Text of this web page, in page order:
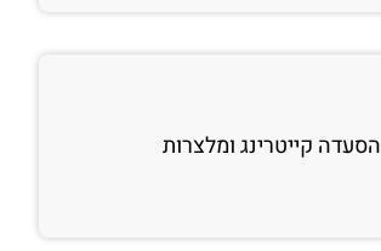
הסעדה קייטרינג ומלצרות